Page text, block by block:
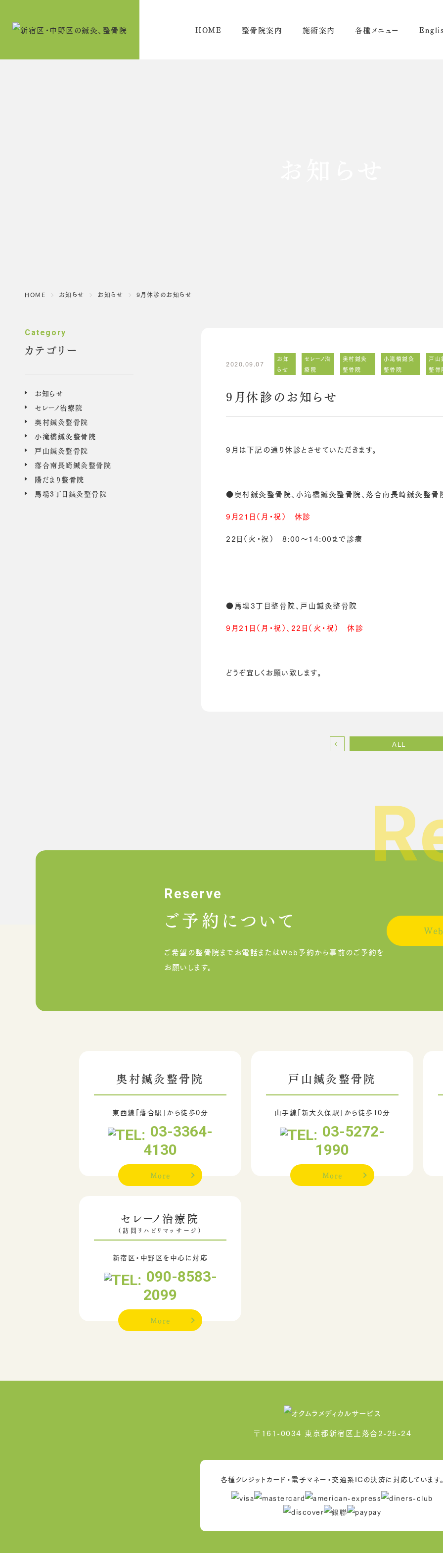
HOME 整骨院案内 施術案内 各種メニュー
HOME お知らせ お知らせ 9月休診のお知らせ
カテゴリー
お知らせ
セレーノ治療院
奥村鍼灸整骨院
小滝橋鍼灸整骨院
戸山鍼灸整骨院
落合南長崎鍼灸整骨院
陽だまり整骨院
馬場3丁目鍼灸整骨院
2020.09.07
お知
らせ
セレーノ治
療院
奥村鍼灸
整骨院
小滝橋鍼灸
整骨院
戸山
整骨
9月休診のお知らせ
9月は下記の通り休診とさせていただきます。
●奥村鍼灸整骨院、小滝橋鍼灸整骨院、落合南長崎鍼灸整骨
9月21日（月・祝） 休診
22日（火・祝） 8:00～14:00まで診療
●馬場3丁目整骨院、戸山鍼灸整骨院
9月21日（月・祝）、22日（火・祝）
休診
どうぞ宜しくお願い致します。
ALL
ご予約について
ご希望の整骨院までお電話またはWeb予約から事前のご予約を
お願いします。
奥村鍼灸整骨院
東西線「落合駅」から徒歩0分
03-3364-
4130
More
戸山鍼灸整骨院
山手線「新大久保駅」から徒歩10分
03-5272-
1990
More
セレーノ治療院
（訪問リハビリマッサージ）
新宿区・中野区を中心に対応
090-8583-
2099
More
〒161-0034 東京都新宿区上落合2-25-24
各種クレジットカード・電子マネー・交通系ICの決済に対応しています